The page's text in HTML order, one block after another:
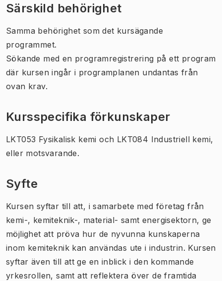
Särskild behörighet
Samma behörighet som det kursägande
programmet.
Sökande med en programregistrering på ett program
där kursen ingår i programplanen undantas från
ovan krav.
Kursspecifika förkunskaper
LKT053 Fysikalisk kemi och LKT084 Industriell kemi,
eller motsvarande.
Syfte
Kursen syftar till att, i samarbete med företag från
kemi-, kemiteknik-, material- samt energisektorn, ge
möjlighet att pröva hur de nyvunna kunskaperna
inom kemiteknik kan användas ute i industrin. Kursen
syftar även till att ge en inblick i den kommande
yrkesrollen, samt att reflektera över de framtida